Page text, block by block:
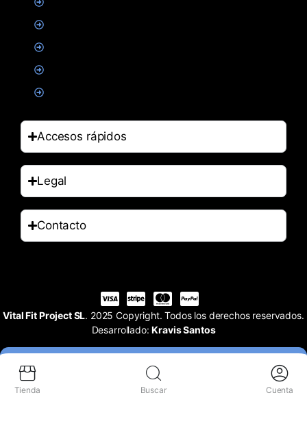
Accesos rápidos
Legal
Contacto
Vital Fit Project SL. 2025 Copyright. Todos los derechos reservados.
Desarrollado:Kravis Santos
Tienda Buscar Cuenta